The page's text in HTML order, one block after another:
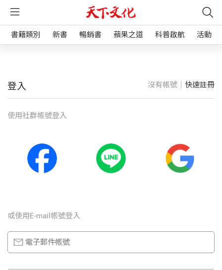
書籍類別 新書 暢銷書 蘋果之道 科普啟航 活動
登入 沒有帳號｜ 快速註冊
使⽤社群帳號登入
或使⽤E-mail帳號登入